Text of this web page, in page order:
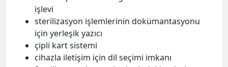
işlevi
sterilizasyon işlemlerinin dokümantasyonu
için yerleşik yazıcı
çipli kart sistemi
cihazla iletişim için dil seçimi imkanı